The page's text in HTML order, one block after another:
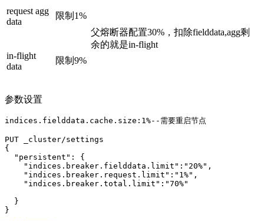
request agg
data
限制1%
父熔断器配置30%，扣除fielddata,agg剩
余的就是in-flight
in-flight
data
限制9%
参数设置
indices.fielddata.cache.size:1%--需要重启节点
PUT _cluster/settings
{
"persistent": {
"indices.breaker.fielddata.limit":"20%",
"indices.breaker.request.limit":"1%",
"indices.breaker.total.limit":"70%"
}
}